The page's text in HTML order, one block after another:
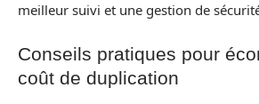
meilleur suivi et une gestion de
Conseils pratiques pour
coût de duplication